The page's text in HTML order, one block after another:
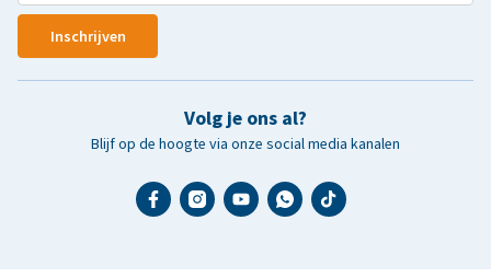
Inschrijven
Volg je ons al?
Blijf op de hoogte via onze social media kanalen